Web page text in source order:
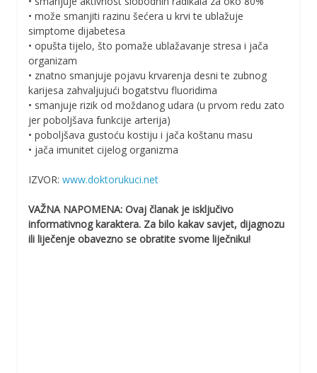
• može smanjiti razinu šećera u krvi te ublažuje
simptome dijabetesa
• opušta tijelo, što pomaže ublažavanje stresa i jača
organizam
• znatno smanjuje pojavu krvarenja desni te zubnog
karijesa zahvaljujući bogatstvu fluoridima
• smanjuje rizik od moždanog udara (u prvom redu zato
jer poboljšava funkcije arterija)
• poboljšava gustoću kostiju i jača koštanu masu
• jača imunitet cijelog organizma
IZVOR: www.doktorukuci.net
VAŽNA NAPOMENA: Ovaj članak je isključivo
informativnog karaktera. Za bilo kakav savjet, dijagnozu
ili liječenje obavezno se obratite svome liječniku!